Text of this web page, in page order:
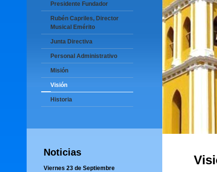
Presidente Fundador
Rubén Capriles, Director
Musical Emérito
Junta Directiva
Personal Administrativo
Misión
Visión
Historia
Noticias
Viernes 23 de Septiembre